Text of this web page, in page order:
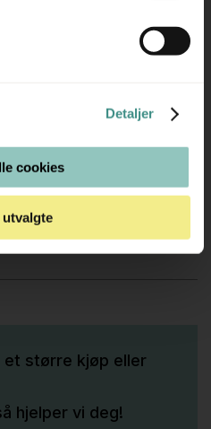
Detaljer
cookies
behov. Deres produkter er
og komfortable
funksjonalitet og lang
et større kjøp eller
hjelper vi deg!